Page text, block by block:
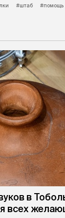
#штаб #помощь
в
всех